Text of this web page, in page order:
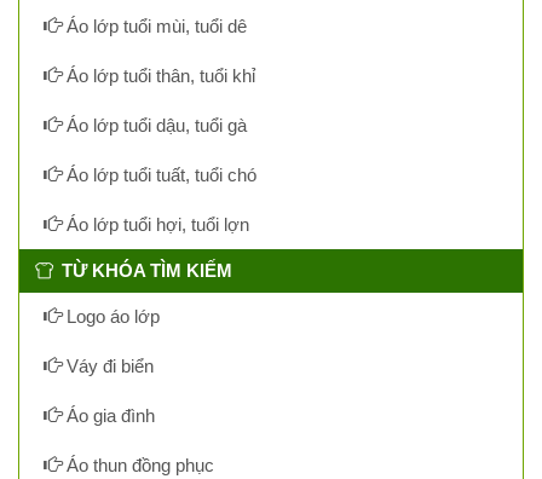
Áo lớp tuổi mùi, tuổi dê
Áo lớp tuổi thân, tuổi khỉ
Áo lớp tuổi dậu, tuổi gà
Áo lớp tuổi tuất, tuổi chó
Áo lớp tuổi hợi, tuổi lợn
TỪ KHÓA TÌM KIẾM
Logo áo lớp
Váy đi biển
Áo gia đình
Áo thun đồng phục